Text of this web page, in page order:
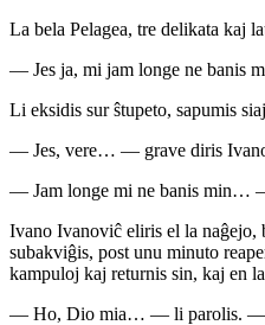
La bela Pelagea, tre delikata kaj
— Jes ja, mi jam longe ne banis
Li eksidis sur ŝtupeto, sapumis
— Jes, vere… — grave diris
— Jam longe mi ne banis min…
Ivano Ivanoviĉ eliris el la naĝejo,
subakviĝis, post unu minuto
kampuloj kaj returnis sin, kaj en
— Ho, Dio mia… — li parolis. —